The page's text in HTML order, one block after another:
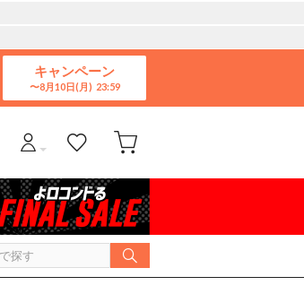
キャンペーン
8月10日(月)